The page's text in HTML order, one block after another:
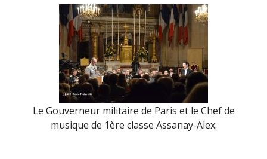
Le Gouverneur militaire de Paris et le Chef de
musique de 1ère classe Assanay-Alex.